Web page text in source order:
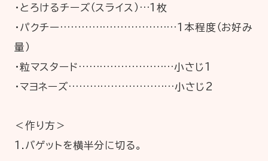
・とろけるチーズ（スライス）…1枚
・パクチー……………………………1本程度（お好み
量）
・粒マスタード………………………小さじ1
・マヨネーズ…………………………小さじ2
＜作り方＞
1.バゲットを横半分に切る。